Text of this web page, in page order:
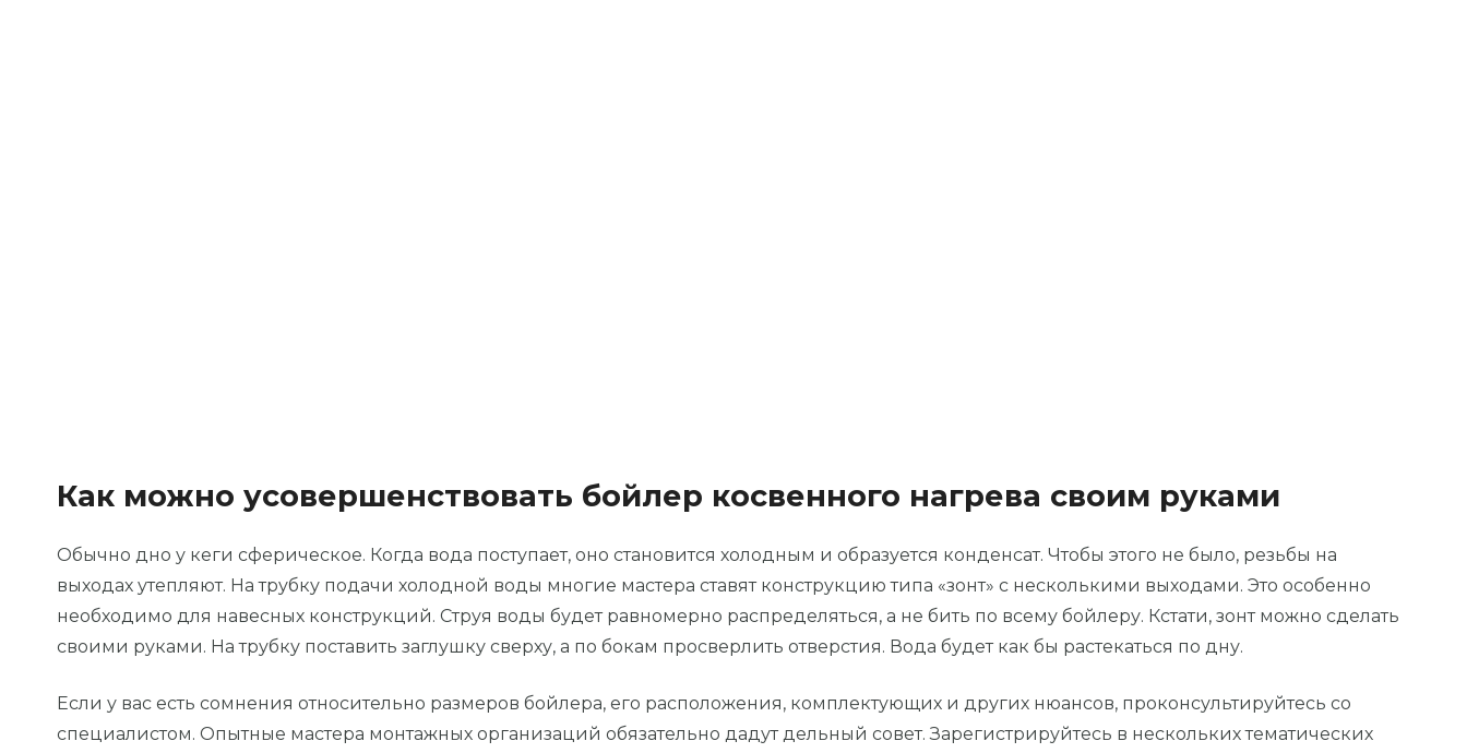
Как можно усовершенствовать бойлер косвенного нагрева своим руками
Обычно дно у кеги сферическое. Когда вода поступает, оно становится холодным и образуется конденсат. Чтобы этого не было, резьбы на
выходах утепляют. На трубку подачи холодной воды многие мастера ставят конструкцию типа «зонт» с несколькими выходами. Это особенно
необходимо для навесных конструкций. Струя воды будет равномерно распределяться, а не бить по всему бойлеру. Кстати, зонт можно сделать
своими руками. На трубку поставить заглушку сверху, а по бокам просверлить отверстия. Вода будет как бы растекаться по дну.
Если у вас есть сомнения относительно размеров бойлера, его расположения, комплектующих и других нюансов, проконсультируйтесь со
специалистом. Опытные мастера монтажных организаций обязательно дадут дельный совет. Зарегистрируйтесь в нескольких тематических